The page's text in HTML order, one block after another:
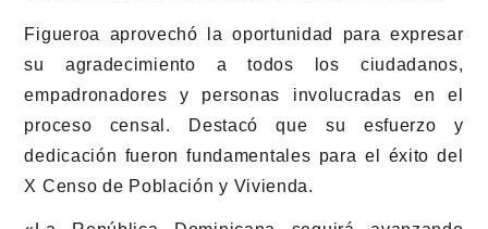
Figueroa aprovechó la oportunidad para expresar
su agradecimiento a todos los ciudadanos,
empadronadores y personas involucradas en el
proceso censal. Destacó que su esfuerzo y
dedicación fueron fundamentales para el éxito del
X Censo de Población y Vivienda.